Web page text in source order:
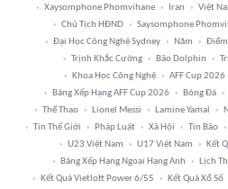
Xaysomphone Phomvihane
Iran Việt
Chủ Tịch HĐND
Saysomphone
Đại Học Công Nghệ Sydney
Năm Điểm
Trịnh Khắc Cường
Bão Dolphin
Khoa Học Công Nghệ
AFF Cup 2026
Bảng Xếp Hạng AFF Cup 2026
Bóng Đá
Thể Thao
Lionel Messi Lamine Yamal
Tin Thế Giới
Pháp Luật Xã Hội Tin Bão
U23 Việt Nam
U17 Việt Nam Kết
Bảng Xếp Hạng Ngoại Hạng Anh
Lịch
Kết Quả Vietlott Power 6/55
Kết Quả Xổ Số